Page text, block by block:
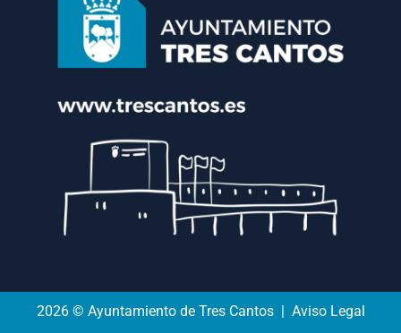
2026 © Ayuntamiento de Tres Cantos | Aviso Legal